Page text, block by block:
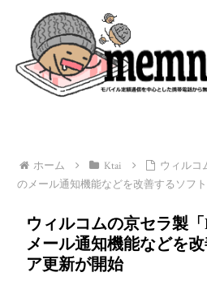
ホーム Ktai
ウィルコ
のメール通知機能などを改善するソフ
ウィルコムの京セラ製
メール通知機能などを
ア更新が開始